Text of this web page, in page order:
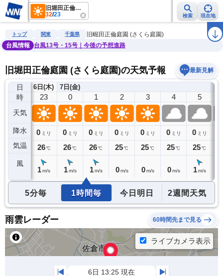
旧堀田正倫庭園 (さくら庭園)
32/23 検索 現在地
雨雲レーダー 台風情報 地震情報 警報・注意報 ラ
トップ 関東 千葉県
旧堀田正倫庭園 (さくら庭園)
台風情報
台風13号・15号｜今後の予想進路
旧堀田正倫庭園 (さくら庭園)の天気予報 最新見解
日
時
天気
降水
気温
風
6日(木)
22
0ミリ
27℃
23
0 ミリ
26 ℃
1m/s
7日(金)
0
0 ミリ
26℃
1 m/s
1
0 ミリ
26℃
1 m/s
2
0 ミリ
25℃
0 m/s
3
0 ミリ
25℃
0 m/s
4
0 ミリ
25℃
0 m/s
5
0 ミリ
25℃
1 m/s
5分毎 1時間毎 今日明日 2週間天気
雨雲レーダー 60時間先まで見る